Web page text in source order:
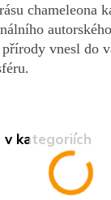
chameleona
vnesl do
v kategoriích